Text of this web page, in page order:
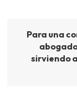
Para una
sirviendo